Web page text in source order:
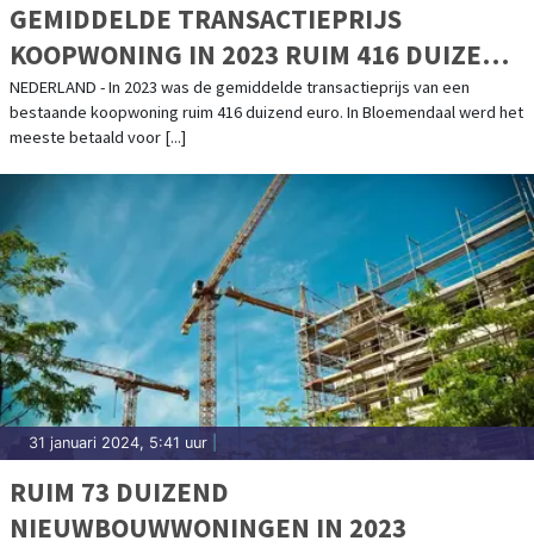
GEMIDDELDE TRANSACTIEPRIJS
KOOPWONING IN 2023 RUIM 416 DUIZEND
EURO
NEDERLAND - In 2023 was de gemiddelde transactieprijs van een
bestaande koopwoning ruim 416 duizend euro. In Bloemendaal werd het
meeste betaald voor [...]
31 januari 2024, 5:41 uur
RUIM 73 DUIZEND
NIEUWBOUWWONINGEN IN 2023